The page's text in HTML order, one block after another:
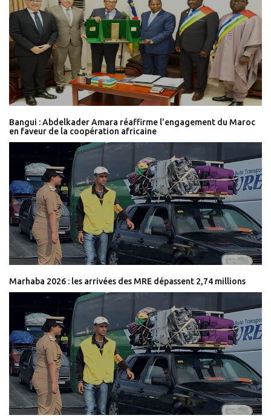
Bangui : Abdelkader Amara réaffirme l'engagement du Maroc
en faveur de la coopération africaine
Marhaba 2026 : les arrivées des MRE dépassent 2,74 millions